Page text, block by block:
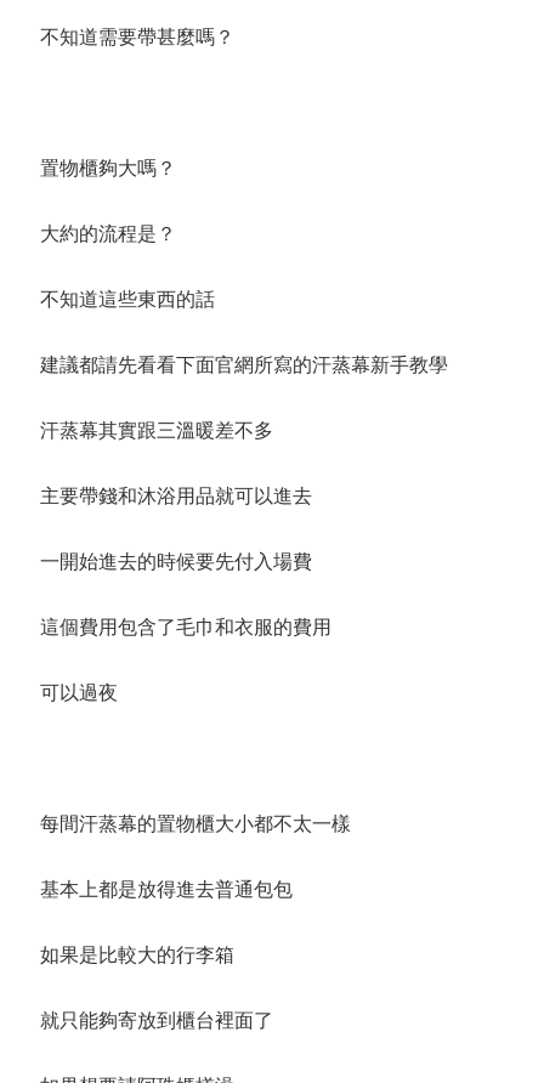
不知道需要帶甚麼嗎？
置物櫃夠大嗎？
大約的流程是？
不知道這些東西的話
建議都請先看看下面官網所寫的汗蒸幕新手教學
汗蒸幕其實跟三溫暖差不多
主要帶錢和沐浴用品就可以進去
一開始進去的時候要先付入場費
這個費用包含了毛巾和衣服的費用
可以過夜
每間汗蒸幕的置物櫃大小都不太一樣
基本上都是放得進去普通包包
如果是比較大的行李箱
就只能夠寄放到櫃台裡面了